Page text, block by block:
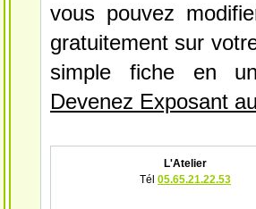
vous pouvez
gratuitement sur
simple fiche en
Devenez Exposant
L'Atelier
Tél 05.65.21.22.53